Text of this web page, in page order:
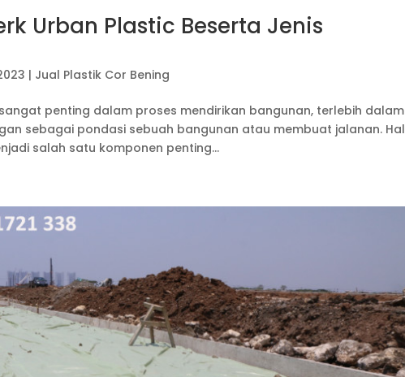
Urban Plastic Beserta Jenis
| Jual Plastik Cor Bening
penting dalam proses mendirikan bangunan, terlebih dalam
sebagai pondasi sebuah bangunan atau membuat jalanan. Hal
salah satu komponen penting...